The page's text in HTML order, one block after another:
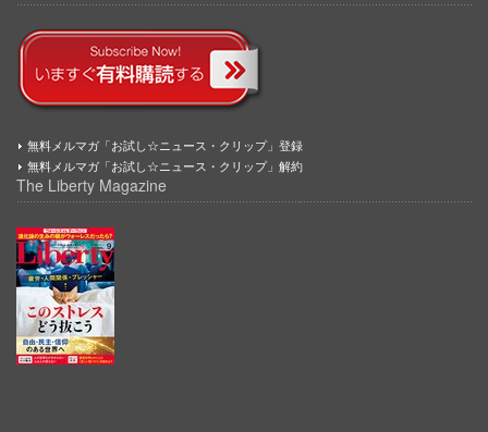
無料メルマガ「お試し☆ニュース・クリップ」登録
無料メルマガ「お試し☆ニュース・クリップ」解約
The Liberty Magazine